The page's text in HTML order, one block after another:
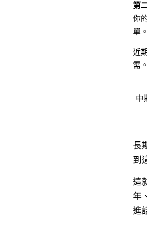
第
你
單
近
需
中
長
到
這
年
進